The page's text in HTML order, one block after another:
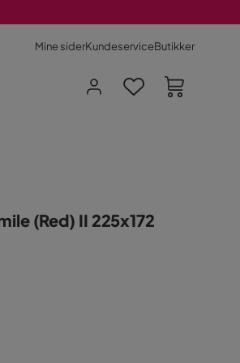
Mine siderKundeserviceButikker
(Red) II 225x172